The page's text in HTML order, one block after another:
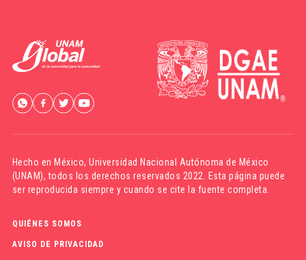
Hecho en México,Universidad Nacional Autónoma de México
(UNAM), todos los derechos reservados 2022. Esta página puede
ser reproducida siempre y cuando se cite la fuente completa.
QUIÉNES SOMOS
AVISO DE PRIVACIDAD